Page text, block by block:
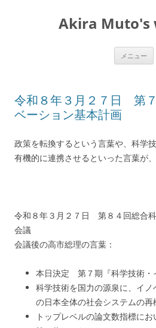
Akira Muto's
メニュー
令和８年３月２７日 第
ベーション基本計画
政策を転換するという言葉や、科学
有機的に連携させるといった言葉が、
令和８年３月２７日 第８４回総合
会議
会議後の高市総理の言葉：
本日決定 第７期『科学技術・
科学技術を国力の源泉に、イ
の日本全体の社会システムの再
トップレベルの論文数指標に